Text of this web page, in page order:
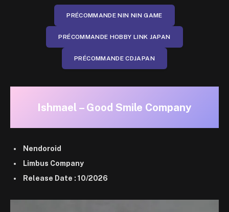
PRÉCOMMANDE NIN NIN GAME
PRÉCOMMANDE HOBBY LINK JAPAN
PRÉCOMMANDE CDJAPAN
Ishmael – Good Smile Company
Nendoroid
Limbus Company
Release Date : 10/2026